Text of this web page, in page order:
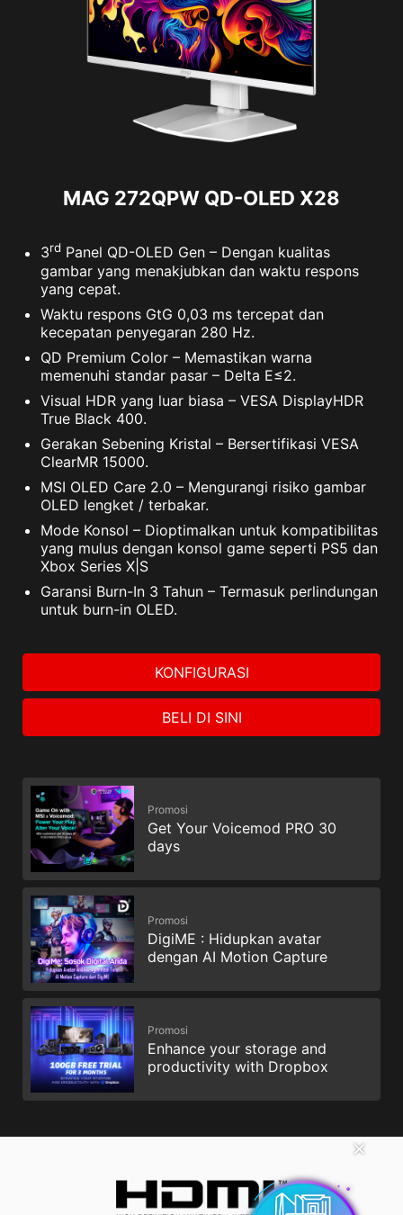
Panel Size 26.5"
Aspect Ratio 16:9
Panel Resolution 2560 x 1440 (WQHD)
Refresh Rate 280Hz
Response Time 0.03ms GtG
✕
MAG 272QPW QD-OLED X28
3rd Panel QD-OLED Gen – Dengan kualitas
gambar yang menakjubkan dan waktu respons
yang cepat.
Waktu respons GtG 0,03 ms tercepat dan
kecepatan penyegaran 280 Hz.
QD Premium Color – Memastikan warna
memenuhi standar pasar – Delta E≤2.
Visual HDR yang luar biasa – VESA DisplayHDR
True Black 400.
Gerakan Sebening Kristal – Bersertifikasi VESA
ClearMR 15000.
MSI OLED Care 2.0 – Mengurangi risiko gambar
OLED lengket / terbakar.
Mode Konsol – Dioptimalkan untuk kompatibilitas
yang mulus dengan konsol game seperti PS5 dan
Xbox Series X|S
Garansi Burn-In 3 Tahun – Termasuk perlindungan
untuk burn-in OLED.
KONFIGURASI
BELI DI SINI
Promosi
Get Your Voicemod PRO 30
days
Promosi
DigiME : Hidupkan avatar
dengan AI Motion Capture
Promosi
Enhance your storage and
productivity with Dropbox